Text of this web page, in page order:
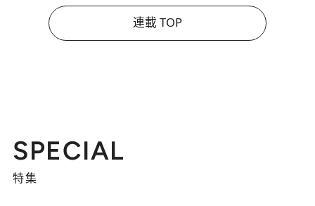
連載 TOP
SPECIAL
特集